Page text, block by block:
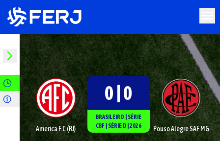
America F.C (RJ)
0 | 0
BRASILEIRO
SÉRIE
CBF
SÉRIE D 2026 Pouso Alegre SAF MG